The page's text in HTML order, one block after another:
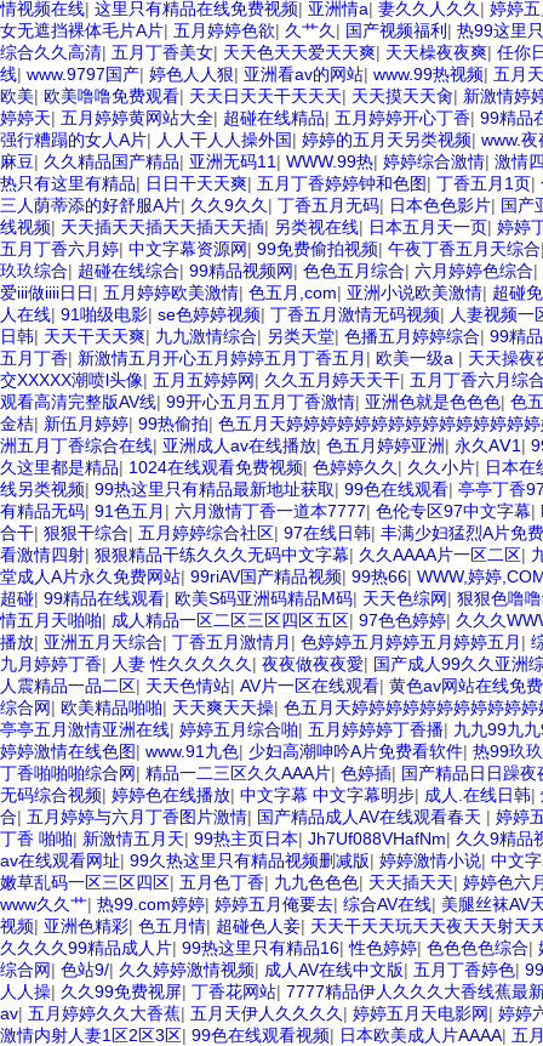
情视频在线| 这里只有精品在线免费视频| 亚洲情a| 妻久久人久久 | 婷婷
女无遮挡裸体毛片A片| 五月婷婷色欲| 久艹久 | 国产视频福利 | 热99这里
综合久久高清| 五月丁香美女| 天天色天天爱天天爽| 天天橾夜夜爽| 任你
线| www.9797国产| 婷色人人狠| 亚洲看av的网站| www.99热视频| 五月
欧美| 欧美噜噜免费观看| 天天日天天干天天天| 天天摸天天肏| 新激情婷
婷婷天| 五月婷婷黄网站大全| 超碰在线精品| 五月婷婷开心丁香| 99精品
强行糟蹋的女人A片| 人人干人人操外国| 婷婷的五月天另类视频| www.
麻豆| 久久精品国产精品| 亚洲无码11 | WWW.99热| 婷婷综合激情| 激情
热只有这里有精品| 日日干天天爽| 五月丁香婷婷钟和色图| 丁香五月1页|
三人荫蒂添的好舒服A片| 久久9久久 | 丁香五月无码| 日本色色影片| 国产
线视频| 天天插天天插天天插天天插| 另类视在线| 日本五月天一页| 婷婷
五月丁香六月婷| 中文字幕资源网| 99免费偷拍视频| 午夜丁香五月天综合
玖玖综合| 超碰在线综合| 99精品视频网| 色色五月综合| 六月婷婷色综合|
爱iii做iiii日日| 五月婷婷欧美激情| 色五月,com| 亚洲小说欧美激情| 超碰
人在线| 91啪级电影| se色婷婷视频| 丁香五月激情无码视频| 人妻视频一
日韩| 天天干天天爽| 九九激情综合| 另类天堂| 色播五月婷婷综合| 99精
五月丁香| 新激情五月开心五月婷婷五月丁香五月 | 欧美一级a | 天天操夜
交XXXXX潮喷l头像| 五月五婷婷网| 久久五月婷天天干| 五月丁香六月综
观看高清完整版AV线| 99开心五月五月丁香激情| 亚洲色就是色色色| 色
金桔| 新伍月婷婷| 99热偷拍| 色五月天婷婷婷婷婷婷婷婷婷婷婷婷婷婷
洲五月丁香综合在线| 亚洲成人av在线播放| 色五月婷婷亚洲| 永久AⅤ1 |
久这里都是精品| 1024在线观看免费视频| 色婷婷久久 | 久久小片| 日本在
线另类视频| 99热这里只有精品最新地址获取| 99色在线观看| 亭亭丁香
有精品无码| 91色五月 | 六月激情丁香一道本7777| 色伦专区97中文字幕|
合干| 狠狠干综合| 五月婷婷综合社区| 97在线日韩| 丰满少妇猛烈A片免
看激情四射| 狠狠精品干练久久久无码中文字幕| 久久AAAA片一区二区|
堂成人A片永久免费网站| 99riAV国产精品视频| 99热66| WWW,婷婷
超碰| 99精品在线观看| 欧美S码亚洲码精品M码| 天天色综网| 狠狠色噜
情五月天啪啪| 成人精品一区二区三区四区五区| 97色色婷婷| 久久久
播放| 亚洲五月天综合| 丁香五月激情月 | 色婷婷五月婷婷五月婷婷五月 |
九月婷婷丁香| 人妻 性久久久久久 | 夜夜做夜夜愛| 国产成人99久久亚洲
人震精品一品二区| 天天色情站| AV片一区在线观看| 黄色av网站在线免
综合网| 欧美精品啪啪| 天天爽天天操| 色五月天婷婷婷婷婷婷婷婷婷婷
亭亭五月激情亚洲在线| 婷婷五月综合啪| 五月婷婷婷丁香播| 九九99九
婷婷激情在线色图| www.91九色| 少妇高潮呻吟A片免费看软件| 热99玖
丁香啪啪啪综合网| 精品一二三区久久AAA片| 色婷插| 国产精品日日躁夜
无码综合视频| 婷婷色在线播放| 中文字幕 中文字幕明步| 成人.在线日韩|
合| 五月婷婷与六月丁香图片激情| 国产精品成人AV在线观看春天 | 婷婷
丁香 啪啪| 新激情五月天| 99热主页日本| Jh7Uf088VHafNm| 久久9精品
av在线观看网址| 99久热这里只有精品视频删减版| 婷婷激情小说| 中文
嫩草乱码一区三区四区| 五月色丁香| 九九色色色| 天天插天天| 婷婷色六
www久久艹| 热99.com婷婷| 婷婷五月俺要去| 综合AV在线| 美腿丝袜AV
视频| 亚洲色精彩| 色五月情| 超碰色人妾| 天天干天天玩天天夜天天射天
久久久久99精品成人片| 99热这里只有精品16|性色婷婷| 色色色色综合|
综合网| 色站9/| 久久婷婷激情视频| 成人AV在线中文版| 五月丁香婷色|
人人操| 久久99免费视屏| 丁香花网站| 7777精品伊人久久久大香线蕉最
av| 五月婷婷久久大香蕉| 五月天伊人久久久久 | 婷婷五月天电影网| 婷婷
激情内射人妻1区2区3区| 99色在线观看视频| 日本欧美成人片AAAA| 五